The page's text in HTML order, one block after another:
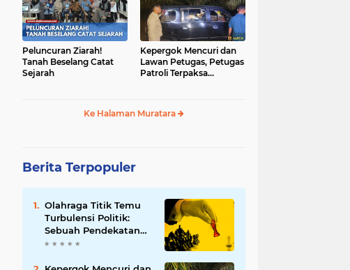
Peluncuran Ziarah!
Tanah Beselang Catat
Sejarah
Kepergok Mencuri dan
Lawan Petugas, Petugas
Patroli Terpaksa
Ke Halaman Muratara
Berita Terpopuler
Olahraga Titik Temu
Turbulensi Politik:
Sebuah Pendekatan
Batalnya Tuan Rumah